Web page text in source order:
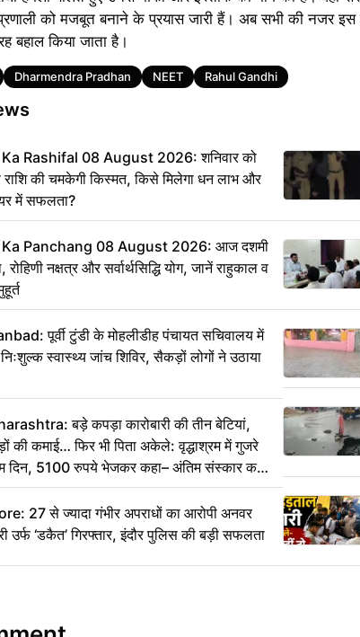
प्रणाली को मजबूत बनाने के प्रयास जारी हैं। अब सभी की नजर
बहाल किया जाता है।
Dharmendra Pradhan NEET Rahul Gandhi
Rashifal 08 August 2026: शनिवार को
की चमकेगी किस्मत, किसे मिलेगा धन लाभ और
में सफलता?
Panchang 08 August 2026: आज दशमी
रोहिणी नक्षत्र और सर्वार्थसिद्धि योग, जानें राहुकाल व
पूर्वी टुंडी के मोहलीडीह पंचायत सचिवालय में
स्वास्थ्य जांच शिविर, सैकड़ों लोगों ने उठाया
बड़े कपड़ा कारोबारी की तीन बेटियां,
की कमाई… फिर भी पिता अकेले: वृद्धाश्रम में गुजरे
दिन, 5100 रुपये भेजकर कहा– अंतिम संस्कार कर
हम नहीं आ पाएंगे
27 से ज्यादा गंभीर अपराधों का आरोपी अनवर
उर्फ ‘डकैत’ गिरफ्तार, इंदौर पुलिस की बड़ी सफलता